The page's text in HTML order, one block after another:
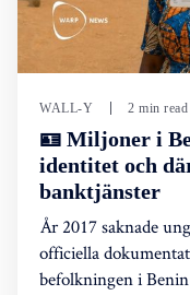
WALL-Y 2 min read
🪪 Miljoner i
identitet och
banktjänster
År 2017 saknade
officiella
befolkningen i